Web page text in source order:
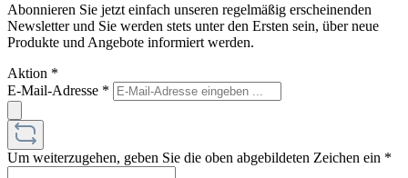
Abonnieren Sie jetzt einfach unseren regelmäßig erscheinenden
Newsletter und Sie werden stets unter den Ersten sein, über neue
Produkte und Angebote informiert werden.
Aktion *
E-Mail-Adresse *
Um weiterzugehen, geben Sie die oben abgebildeten Zeichen ein *